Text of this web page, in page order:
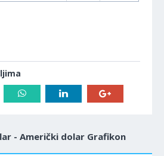
- Američki dolar Grafikon